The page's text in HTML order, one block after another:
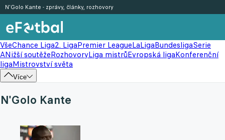
VšeChance Liga2. LigaPremier LeagueLaLigaBundesligaSerie
ANižší soutěžeRozhovoryLiga mistrůEvropská ligaKonferenční
ligaMistrovství světa
Více
N'Golo Kante - zprávy, články, rozhovory
N'Golo Kante